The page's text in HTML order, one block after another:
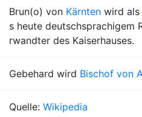
Brun(o) von Kärnten wird als
s heute deutschsprachigem
rwandter des Kaiserhauses.
Gebehard wird Bischof von
Quelle: Wikipedia